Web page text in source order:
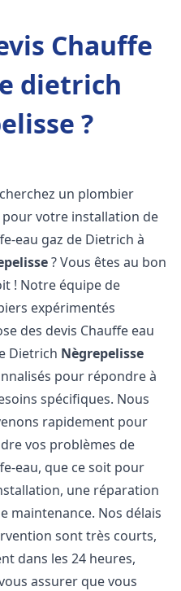
Chauffe
dietrich
?
un plombier
votre installation de
eau gaz de Dietrich à
? Vous êtes au bon
! Notre équipe de
expérimentés
des devis Chauffe eau
Dietrich Nègrepelisse
pour répondre à
spécifiques. Nous
rapidement pour
vos problèmes de
eau, que ce soit pour
une réparation
maintenance. Nos délais
sont très courts,
dans les 24 heures,
assurer que vous